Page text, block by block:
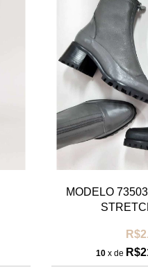
MODELO
10 x de